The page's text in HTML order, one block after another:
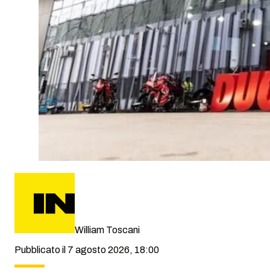
William Toscani
Pubblicato il 7 agosto 2026, 18:00